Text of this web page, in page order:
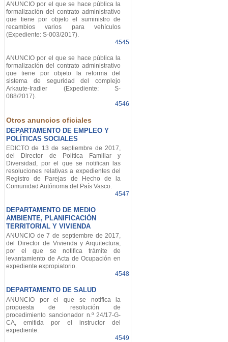
ANUNCIO por el que se hace pública la
formalización del contrato administrativo
que tiene por objeto el suministro de
recambios varios para vehículos
(Expediente: S-003/2017).
4545
ANUNCIO por el que se hace pública la
formalización del contrato administrativo
que tiene por objeto la reforma del
sistema de seguridad del complejo
Arkaute-Iradier (Expediente: S-
088/2017).
4546
Otros anuncios oficiales
DEPARTAMENTO DE EMPLEO Y
POLÍTICAS SOCIALES
EDICTO de 13 de septiembre de 2017,
del Director de Política Familiar y
Diversidad, por el que se notifican las
resoluciones relativas a expedientes del
Registro de Parejas de Hecho de la
Comunidad Autónoma del País Vasco.
4547
DEPARTAMENTO DE MEDIO
AMBIENTE, PLANIFICACIÓN
TERRITORIAL Y VIVIENDA
ANUNCIO de 7 de septiembre de 2017,
del Director de Vivienda y Arquitectura,
por el que se notifica trámite de
levantamiento de Acta de Ocupación en
expediente expropiatorio.
4548
DEPARTAMENTO DE SALUD
ANUNCIO por el que se notifica la
propuesta de resolución de
procedimiento sancionador n.º 24/17-G-
CA, emitida por el instructor del
expediente.
4549